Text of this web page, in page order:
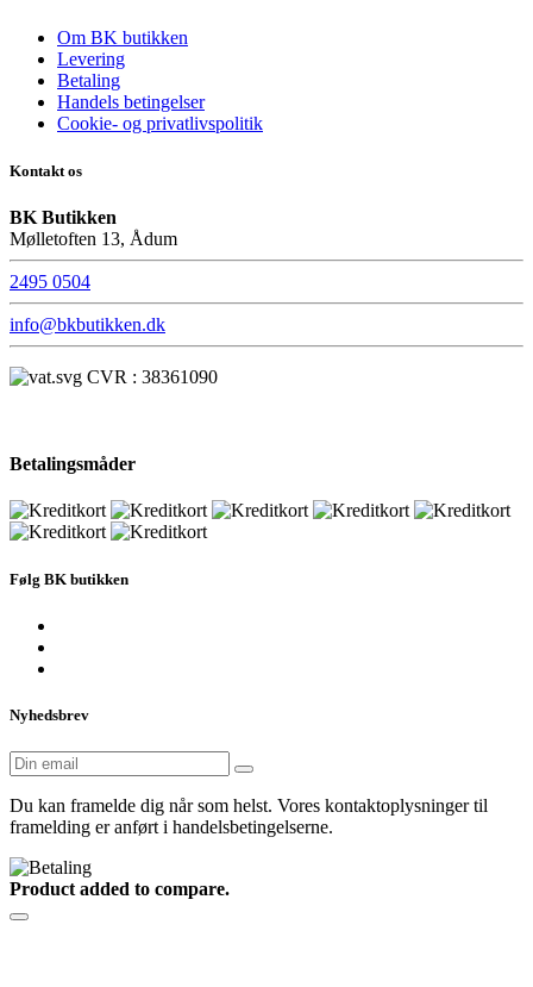
Om BK butikken
Levering
Betaling
Handels betingelser
Cookie- og privatlivspolitik
Kontakt os
BK Butikken
Mølletoften 13, Ådum
2495 0504
info@bkbutikken.dk
CVR : 38361090
Betalingsmåder
Følg BK butikken
Nyhedsbrev
Du kan framelde dig når som helst. Vores kontaktoplysninger til
framelding er anført i handelsbetingelserne.
Product added to compare.